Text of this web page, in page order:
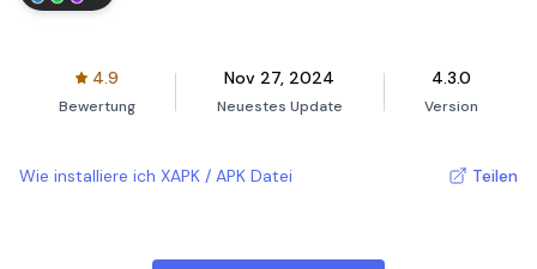
4.9
Bewertung
Nov 27, 2024
Neuestes Update
4.3.0
Version
Wie installiere ich XAPK / APK Datei Teilen